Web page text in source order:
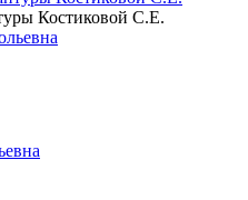
Костиковой С.Е.